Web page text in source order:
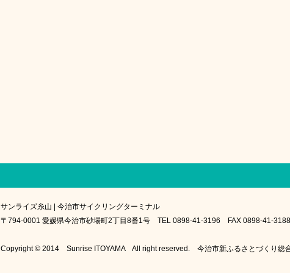
サンライズ糸山 | 今治市サイクリングターミナル
〒794-0001 愛媛県今治市砂場町2丁目8番1号 TEL 0898-41-3196 FAX 0898-41-3188
Copyright © 2014 Sunrise ITOYAMA All right reserved. 今治市新ふるさとづくり総